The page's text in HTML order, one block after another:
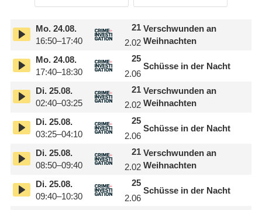
Mo.24.08.
16:50–17:40
21
2.02
Verschwunden an
Weihnachten
Mo.24.08.
17:40–18:30
25
2.06
Schüsse in der Nacht
Di.25.08.
02:40–03:25
21
2.02
Verschwunden an
Weihnachten
Di.25.08.
03:25–04:10
25
2.06
Schüsse in der Nacht
Di.25.08.
08:50–09:40
21
2.02
Verschwunden an
Weihnachten
Di.25.08.
09:40–10:30
25
2.06
Schüsse in der Nacht